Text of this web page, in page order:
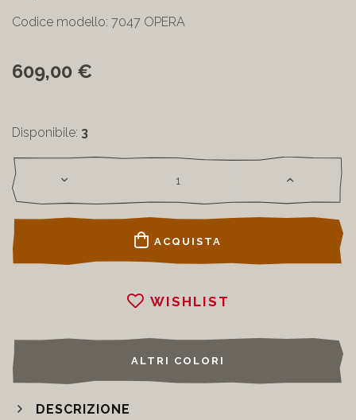
Codice modello: 7047 OPERA
609,00 €
Disponibile: 3
ACQUISTA
WISHLIST
ALTRI COLORI
DESCRIZIONE